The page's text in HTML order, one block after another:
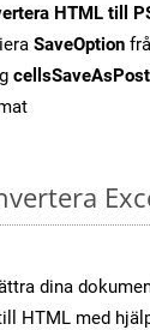
HTML till
SaveOption
dina
HTML med